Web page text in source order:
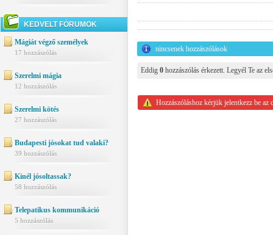
KEDVELT FÓRUMOK
Mágiát végző személyek
17 hozzászólás
Szerelmi mágia
12 hozzászólás
Szerelmi kötés
27 hozzászólás
Budapesti jósokat tud valaki?
39 hozzászólás
Kinél jósoltassak?
58 hozzászólás
Telepatikus kommunikáció
5 hozzászólás
nincsenek hozzászólások
Eddig 0 hozzászólás érkezett. Legyél Te az
Hozzászóláshoz kérjük jelentkezz be az